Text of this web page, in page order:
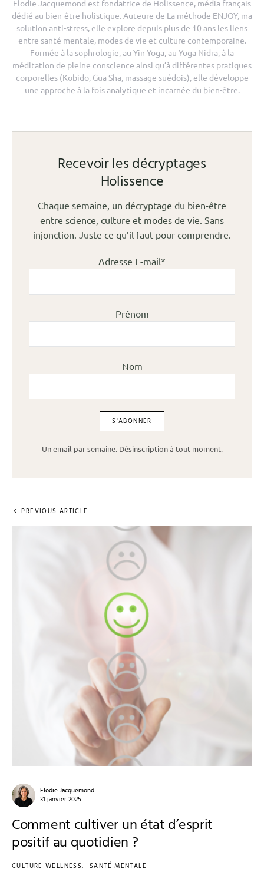
Élodie Jacquemond est fondatrice de Holissence, média français
dédié au bien-être holistique. Auteure de La méthode ENJOY, ma
solution anti-stress, elle explore depuis plus de 10 ans les liens
entre santé mentale, modes de vie et culture contemporaine.
Formée à la sophrologie, au Yin Yoga, au Yoga Nidra, à la
méditation de pleine conscience ainsi qu’à différentes pratiques
corporelles (Kobido, Gua Sha, massage suédois), elle développe
une approche à la fois analytique et incarnée du bien-être.
Recevoir les décryptages
Holissence
Chaque semaine, un décryptage du bien-être
entre science, culture et modes de vie. Sans
injonction. Juste ce qu’il faut pour comprendre.
Adresse E-mail*
Prénom
Nom
Un email par semaine. Désinscription à tout moment.
PREVIOUS ARTICLE
Elodie Jacquemond
31 janvier 2025
Comment cultiver un état d’esprit
positif au quotidien ?
CULTURE WELLNESS SANTÉ MENTALE